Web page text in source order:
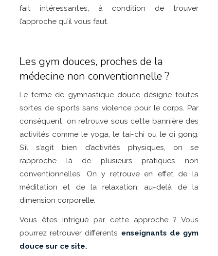
fait intéressantes, à condition de trouver
l’approche qu’il vous faut.
Les gym douces, proches de la
médecine non conventionnelle ?
Le terme de gymnastique douce désigne toutes
sortes de sports sans violence pour le corps. Par
conséquent, on retrouve sous cette bannière des
activités comme le yoga, le tai-chi ou le qi gong.
S’il s’agit bien d’activités physiques, on se
rapproche là de plusieurs pratiques non
conventionnelles. On y retrouve en effet de la
méditation et de la relaxation, au-delà de la
dimension corporelle.
Vous êtes intrigué par cette approche ? Vous
pourrez retrouver différents enseignants de gym
douce sur ce site.